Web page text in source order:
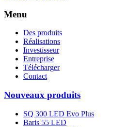
Menu
Des produits
Réalisations
Investisseur
Entreprise
Télécharger
Contact
Nouveaux produits
SQ 300 LED Evo Plus
Baris 55 LED